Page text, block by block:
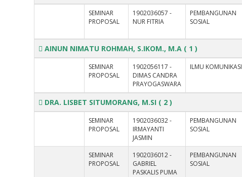
SEMINAR
PROPOSAL
1902036057 -
NUR FITRIA
PEMBANGUNAN
SOSIAL
AINUN NIMATU ROHMAH, S.IKOM., M.A ( 1 )
SEMINAR
PROPOSAL
1902056117 -
DIMAS CANDRA
PRAYOGASWARA
ILMU KOMUNIKASI
DRA. LISBET SITUMORANG, M.SI ( 2 )
SEMINAR
PROPOSAL
1902036032 -
IRMAYANTI
JASMIN
PEMBANGUNAN
SOSIAL
SEMINAR
PROPOSAL
1902036012 -
GABRIEL
PASKALIS PUMA
PEMBANGUNAN
SOSIAL